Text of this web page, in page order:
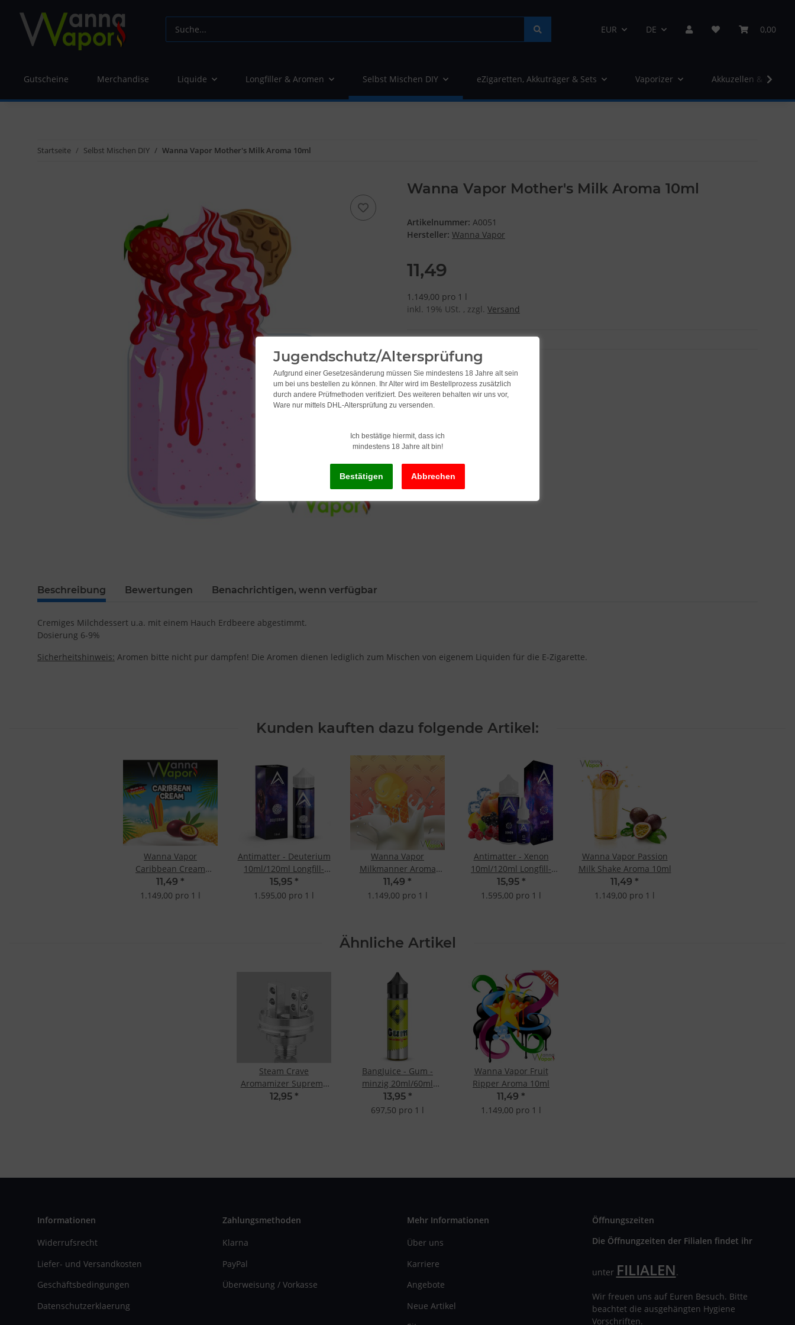
EUR DE 0,00
Gutscheine Merchandise Liquide Longfiller & Aromen Selbst Mischen DIY eZigaretten, Akkuträger & Sets Vaporizer Akkuzellen &
Startseite Selbst Mischen DIY Wanna Vapor Mother's Milk Aroma 10ml
Wanna Vapor Mother's Milk Aroma 10ml
Artikelnummer: A0051
Hersteller: Wanna Vapor
11,49
1.149,00 pro 1 l
inkl. 19% USt. , zzgl. Versand
Beschreibung Bewertungen Benachrichtigen, wenn verfügbar
Cremiges Milchdessert u.a. mit einem Hauch Erdbeere abgestimmt.
Dosierung 6-9%
Sicherheitshinweis: Aromen bitte nicht pur dampfen! Die Aromen dienen lediglich zum Mischen von eigenem Liquiden für die E-Zigarette.
Kunden kauften dazu folgende Artikel:
Wanna Vapor
Caribbean Cream
Aroma 10ml
11,49 *
1.149,00 pro 1 l
Antimatter - Deuterium
10ml/120ml Longfill-
Aroma
15,95 *
1.595,00 pro 1 l
Wanna Vapor
Milkmanner Aroma
10ml
11,49 *
1.149,00 pro 1 l
Antimatter - Xenon
10ml/120ml Longfill-
Aroma
15,95 *
1.595,00 pro 1 l
Wanna Vapor Passion
Milk Shake Aroma 10ml
11,49 *
1.149,00 pro 1 l
Ähnliche Artikel
Steam Crave
Aromamizer Supreme
RDTA V2 Velocity Deck
12,95 *
BangJuice - Gum -
minzig 20ml/60ml
Longfill-Aroma
13,95 *
697,50 pro 1 l
Wanna Vapor Fruit
Ripper Aroma 10ml
11,49 *
1.149,00 pro 1 l
Informationen
Widerrufsrecht
Liefer- und Versandkosten
Geschäftsbedingungen
Datenschutzerklaerung
Zahlungsmethoden
Klarna
PayPal
Überweisung / Vorkasse
Mehr Informationen
Über uns
Karriere
Angebote
Neue Artikel
Öffnungszeiten
Die Öffnungzeiten der Filialen findet ihr
unter FILIALEN.
Wir freuen uns auf Euren Besuch. Bitte
beachtet die ausgehängten Hygiene
Vorschriften.
Jugendschutz/Altersprüfung
Aufgrund einer Gesetzesänderung müssen Sie mindestens 18 Jahre alt sein
um bei uns bestellen zu können. Ihr Alter wird im Bestellprozess zusätzlich
durch andere Prüfmethoden verifiziert. Des weiteren behalten wir uns vor,
Ware nur mittels DHL-Altersprüfung zu versenden.
Ich bestätige hiermit, dass ich
mindestens 18 Jahre alt bin!